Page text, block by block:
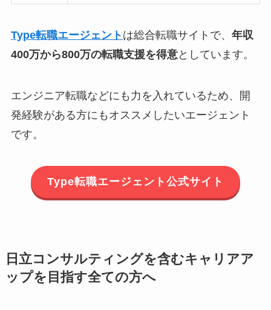
Type転職エージェント は総合転職サイトで、 年収
400万から800万の転職支援を得意としています。
エンジニア転職などにも力を入れているため、開
発経験がある方にもオススメしたいエージェント
です。
Type転職エージェント公式サイト
日立コンサルティングを含むキャリアア
ップを目指す全ての方へ